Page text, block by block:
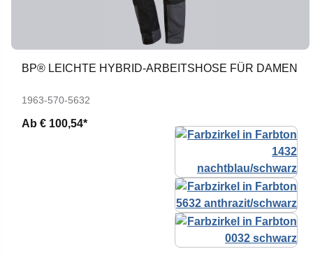
BP® LEICHTE HYBRID-ARBEITSHOSE FÜR DAMEN
1963-570-5632
Ab € 100,54*